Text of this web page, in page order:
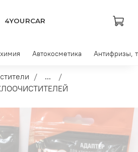
4YOURCAR
Автокосметика Антифризы,
...